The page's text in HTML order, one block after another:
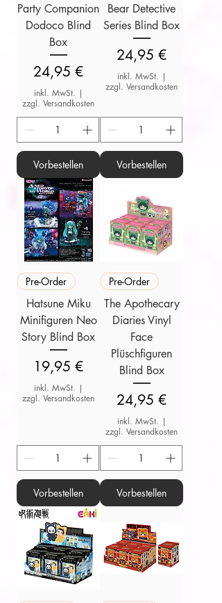
Party Companion
Dodoco Blind
Box
Preis
24,95 €
inkl. MwSt. |
zzgl. Versandkosten
Vorbestellen
Bear Detective
Series Blind Box
Preis
24,95 €
inkl. MwSt. |
zzgl. Versandkosten
Vorbestellen
Pre-Order
Hatsune Miku
Minifiguren Neo
Story Blind Box
Preis
19,95 €
inkl. MwSt. |
zzgl. Versandkosten
Vorbestellen
Pre-Order
The Apothecary
Diaries Vinyl
Face
Plüschfiguren
Blind Box
Preis
24,95 €
inkl. MwSt. |
zzgl. Versandkosten
Vorbestellen